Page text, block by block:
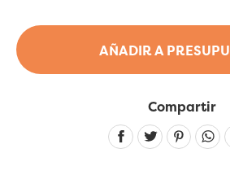
AÑADIR A
Compartir